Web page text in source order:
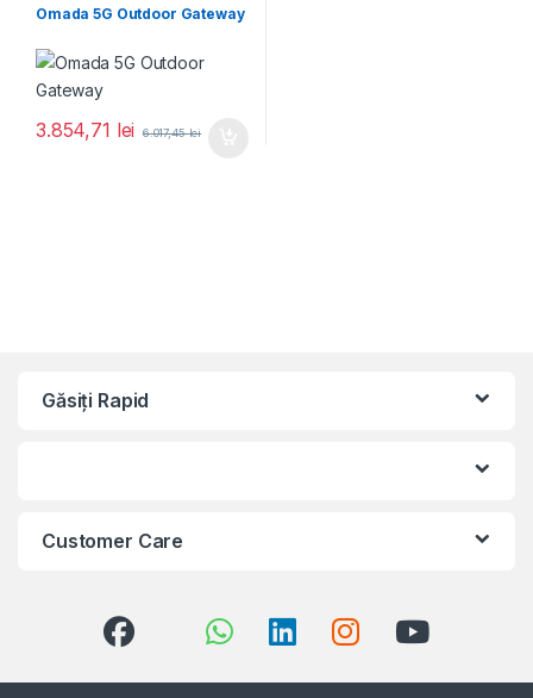
Omada 5G Outdoor Gateway
3.854,71 lei 6.017,45lei
Găsiți Rapid
Customer Care